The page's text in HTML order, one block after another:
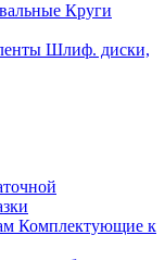
Круги
Шлиф. диски,
Комплектующие к